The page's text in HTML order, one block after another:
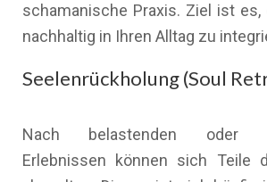
schamanische Praxis. Ziel ist es,
nachhaltig in Ihren Alltag zu
Seelenrückholung (Soul
Nach belastenden oder
Erlebnissen können sich Teile